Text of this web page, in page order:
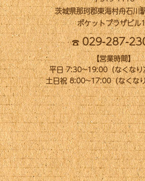
茨城県那珂郡東海村舟石川
ポケットプラザビル
029-287-
【営業時間】
平日 7:30~19:00（なくなり
土日祝 8:00~17:00（なくな